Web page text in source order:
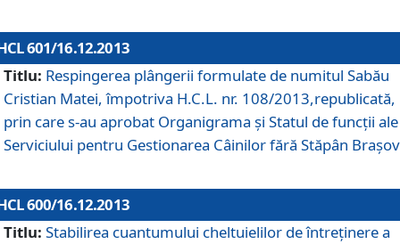
601/16.12.2013
Titlu: Respingerea plângerii formulate de numitul Sabău
Cristian Matei, împotriva H.C.L. nr. 108/2013,republicată,
prin care s-au aprobat Organigrama şi Statul de funcţii ale
Serviciului pentru Gestionarea Câinilor fără Stăpân
600/16.12.2013
Titlu: Stabilirea cuantumului cheltuielilor de întreţinere a